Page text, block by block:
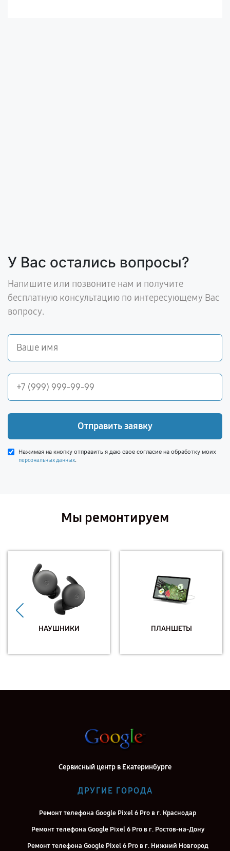
У Вас остались вопросы?
Напишите или позвоните нам и получите
бесплатную консультацию по интересующему Вас
вопросу.
Отправить заявку
Нажимая на кнопку отправить я даю свое согласие на обработку моих
персональных данных.
Мы ремонтируем
НАУШНИКИ ПЛАНШЕТЫ
Сервисный центр в Екатеринбурге
ДРУГИЕ ГОРОДА
Ремонт телефона Google Pixel 6 Pro в г. Краснодар
Ремонт телефона Google Pixel 6 Pro в г. Ростов-на-Дону
Ремонт телефона Google Pixel 6 Pro в г. Нижний Новгород